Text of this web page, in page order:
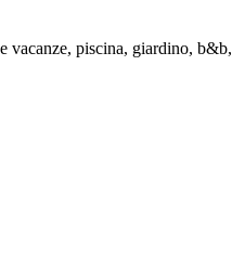
vacanze, piscina, giardino, b&b,